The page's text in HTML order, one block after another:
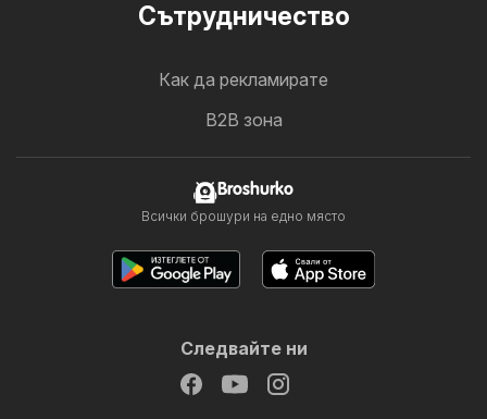
Cътрудничество
Как да рекламирате
B2B зона
Broshurko
Всички брошури на едно място
Следвайте ни